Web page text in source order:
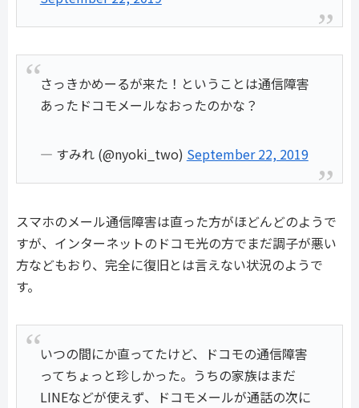
さっきかめーるが来た！ということは通信障害
あったドコモメールなおったのかな？
— すみれ (@nyoki_two) September 22, 2019
スマホのメール通信障害は直った方がほどんどのようで
すが、インターネットのドコモ光の方でまだ調子が悪い
方などもおり、完全に復旧とは言えない状況のようで
す。
いつの間にか直ってたけど、ドコモの通信障害
ってちょっと珍しかった。うちの家族はまだ
LINEなどが使えず、ドコモメールが通話の次に